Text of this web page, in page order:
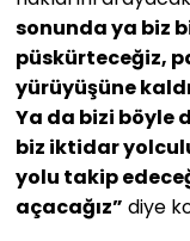
sonunda ya biz
püskürteceğiz,
yürüyüşüne
Ya da bizi böyle
biz iktidar
yolu takip
açacağız” diye